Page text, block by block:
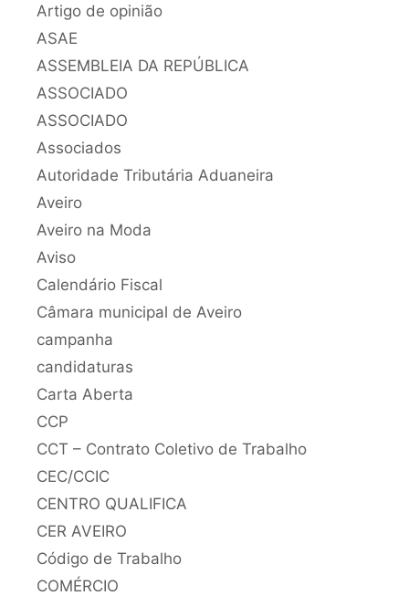
Artigo de opinião
ASAE
ASSEMBLEIA DA REPÚBLICA
ASSOCIADO
ASSOCIADO
Associados
Autoridade Tributária Aduaneira
Aveiro
Aveiro na Moda
Aviso
Calendário Fiscal
Câmara municipal de Aveiro
campanha
candidaturas
Carta Aberta
CCP
CCT – Contrato Coletivo de Trabalho
CEC/CCIC
CENTRO QUALIFICA
CER AVEIRO
Código de Trabalho
COMÉRCIO